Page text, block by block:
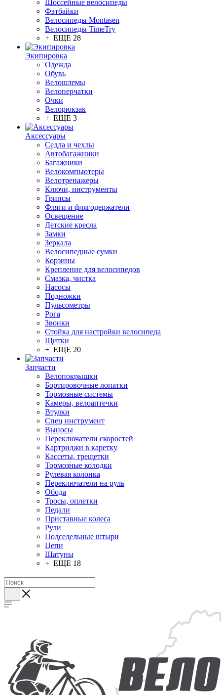
Шоссейные велосипеды
Фэтбайки
Велосипеды Montasen
Велосипеды TimeTry
+ ЕЩЕ 28
Экипировка
Одежда
Обувь
Велошлемы
Велоперчатки
Очки
Велорюкзак
+ ЕЩЕ 3
Аксессуары
Седла и чехлы
Автобагажники
Багажники
Велокомпьютеры
Велотренажеры
Ключи, инструменты
Грипсы
Фляги и флягодержатели
Освещение
Детские кресла
Замки
Зеркала
Велосипедные сумки
Корзины
Крепление для велосипедов
Смазка, чистка
Насосы
Подножки
Пульсометры
Рога
Звонки
Стойка для настройки велосипеда
Щитки
+ ЕЩЕ 20
Запчасти
Велопокрышки
Бортировочные лопатки
Тормозные системы
Камеры, велоаптечки
Втулки
Спец инструмент
Выносы
Переключатели скоростей
Картриджи в каретку
Кассеты, трещетки
Тормозные колодки
Рулевая колонка
Переключатели на руль
Обода
Тросы, оплетки
Педали
Приставные колеса
Рули
Подседельные штыри
Цепи
Шатуны
+ ЕЩЕ 18